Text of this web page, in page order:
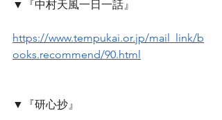
▼『中村天風一日一話』
https://www.tempukai.or.jp/mail_link/b
ooks.recommend/90.html
▼『研心抄』